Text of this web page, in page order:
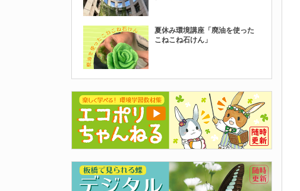
夏休み環境講座「廃油を使った
こねこね石けん」